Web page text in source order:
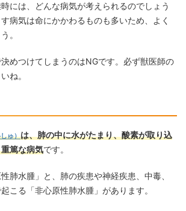
には、どんな病気が考えられるのでしょう
病気は命にかかわるものも多いため、よく
。
めつけてしまうのはNGです。必ず獣医師の
ね。
ゅ）は、肺の中に水がたまり、酸素が取り込
篤な病気です。
肺水腫」と、肺の疾患や神経疾患、中毒、
こる「非心原性肺水腫」があります。